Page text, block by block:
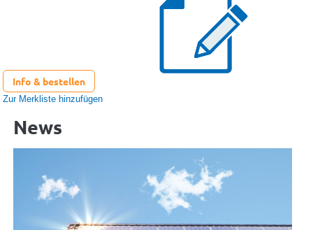
Info & bestellen
Zur Merkliste hinzufügen
News